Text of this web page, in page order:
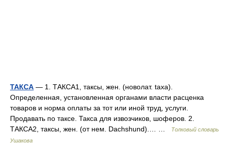
ТАКСА — 1. ТАКСА1, таксы, жен. (новолат. taxa).
Определенная, установленная органами власти расценка
товаров и норма оплаты за тот или иной труд, услуги.
Продавать по таксе. Такса для извозчиков, шоферов. 2.
ТАКСА2, таксы, жен. (от нем. Dachshund).… …
Толковый словарь
Ушакова